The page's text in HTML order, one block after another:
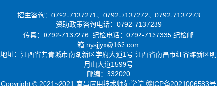
招生咨询：0792-7137271、0792-7137272、0792-7137273
资助政策咨询电话：0792-7137289
传真：0792-7137276 纪检电话：0792-7137335 纪检邮
箱:nysjjyx@163.com
地址： 江西省共青城市南湖新区学府大道1号 江西省南昌市红谷滩新区明
月山大道1599号
邮编：332020
Copyright © 2021~2021 南昌应用技术师范学院 赣ICP备2021006583号